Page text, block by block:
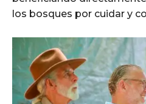
los bosques por cuidar y